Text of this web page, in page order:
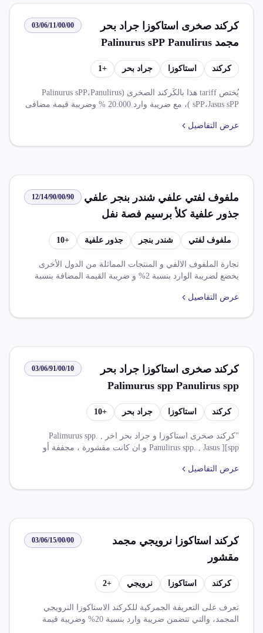
كركند صخرى استاكوزا جراد بحر
مجمد Palinurus sPP Panulirus
sPP Jasus sPP
03/06/11/00/00
كركند استاكوزا جراد بحر +
1
يُختص tariff هذا بالكَركند الصخرى (Palinurus sPP،Panulirus
sPP،Jasus sPP )، مع ضريبة وارد 20.000 % وضريبة قيمة مضافى
عرض التفاصيل
ملفوف لفتي علفي شندر بنجر علفي
جذور علفية كلأ برسيم فصة نفل
سنفوان كرنب علفي ترمس كرسنة
بيقة منتجات علفية كريات مكتلة
12/14/90/00/90
ملفوف لفتي شندر بنجر جذور علفية +
10
تجارة الملفوف الالفي و المنتجات المماثلة من الدول الأخرى
يخضع لضريبة الوارد بنسبة 2% و ضريبة القيمة المضافة بنسبة
التجارة الحرة مع دول أخرى.
عرض التفاصيل
كركند صخرى استاكوزا جراد بحر
Palimurus spp Panulirus spp
Jasus spp مقشورة مجففة مملحة
فى ماء مملح قشريات غير مقشورة
مطبوخة بالبخار مسلوقة فى الماء
مجففة مملحة فى ماء مملح
03/06/91/00/10
كركند استاكوزا جراد بحر +
10
"كركند صخرى استاكوزا و جراد بحر اخر Palimurus spp. ,
Panulirus spp. , Jasus ][spp و ان كانت مقشورة ، مجففة أو
أو مسلوقة فى الماء ، و ان كانت مجففة او مملحة او فى ماء
عرض التفاصيل
كركند استاكوزا نرويجي مجمد
مقشور
03/06/15/00/00
كركند استاكوزا نرويجي +
2
تعرف على التعريفة الجمركية للكركند الاستاكوزا النرويجي
المجمد، والتي تتضمن ضريبة وارد بنسبة 20% وضريبة قيمة